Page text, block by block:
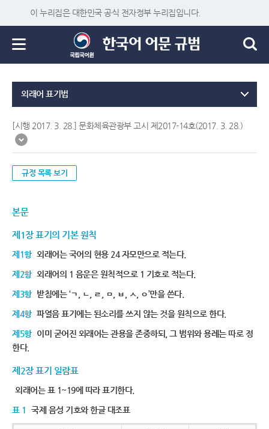
이 누리집은 대한민국 공식 전자정부 누리집입니다.
외래어 표기법
[시행 2017. 3. 28.] 문화체육관광부 고시 제2017-14호(2017. 3. 28.)
규정 목록 보기
본문
제1장 표기의 기본 원칙
제1항 외래어는 국어의 현용 24 자모만으로 적는다.
제2항 외래어의 1 음운은 원칙적으로 1 기호로 적는다.
제3항 받침에는 ‘ㄱ, ㄴ, ㄹ, ㅁ, ㅂ, ㅅ, ㅇ’만을 쓴다.
제4항 파열음 표기에는 된소리를 쓰지 않는 것을 원칙으로 한다.
제5항 이미 굳어진 외래어는 관용을 존중하되, 그 범위와 용례는 따로 정
한다.
제2장 표기 일람표
외래어는 표 1~19에 따라 표기한다.
표 1 국제 음성 기호와 한글 대조표